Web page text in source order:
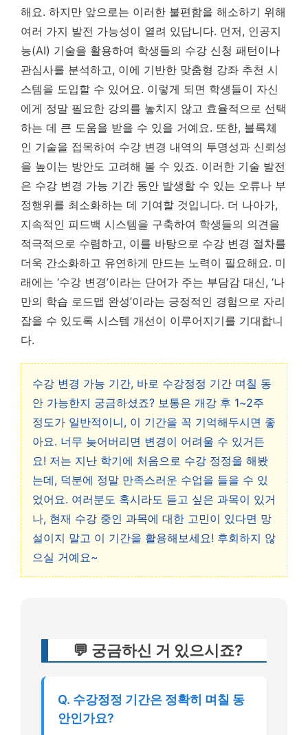
해요. 하지만 앞으로는 이러한 불편함을 해소하기 위해
여러 가지 발전 가능성이 열려 있답니다. 먼저, 인공지
능(AI) 기술을 활용하여 학생들의 수강 신청 패턴이나
관심사를 분석하고, 이에 기반한 맞춤형 강좌 추천 시
스템을 도입할 수 있어요. 이렇게 되면 학생들이 자신
에게 정말 필요한 강의를 놓치지 않고 효율적으로 선택
하는 데 큰 도움을 받을 수 있을 거예요. 또한, 블록체
인 기술을 접목하여 수강 변경 내역의 투명성과 신뢰성
을 높이는 방안도 고려해 볼 수 있죠. 이러한 기술 발전
은 수강 변경 가능 기간 동안 발생할 수 있는 오류나 부
정행위를 최소화하는 데 기여할 것입니다. 더 나아가,
지속적인 피드백 시스템을 구축하여 학생들의 의견을
적극적으로 수렴하고, 이를 바탕으로 수강 변경 절차를
더욱 간소화하고 유연하게 만드는 노력이 필요해요. 미
래에는 ‘수강 변경’이라는 단어가 주는 부담감 대신, ‘나
만의 학습 로드맵 완성’이라는 긍정적인 경험으로 자리
잡을 수 있도록 시스템 개선이 이루어지기를 기대합니
다.
수강 변경 가능 기간, 바로 수강정정 기간 며칠 동
안 가능한지 궁금하셨죠? 보통은 개강 후 1~2주
정도가 일반적이니, 이 기간을 꼭 기억해두시면 좋
아요. 너무 늦어버리면 변경이 어려울 수 있거든
요! 저는 지난 학기에 처음으로 수강 정정을 해봤
는데, 덕분에 정말 만족스러운 수업을 들을 수 있
었어요. 여러분도 혹시라도 듣고 싶은 과목이 있거
나, 현재 수강 중인 과목에 대한 고민이 있다면 망
설이지 말고 이 기간을 활용해보세요! 후회하지 않
으실 거예요~
💬 궁금하신 거 있으시죠?
Q. 수강정정 기간은 정확히 며칠 동
안인가요?